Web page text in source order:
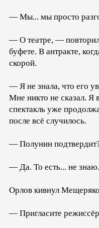
— Мы... мы просто
— О театре, —
буфете. В антракте,
скорой.
— Я не знала, что его
Мне никто не сказал. Я
спектакль уже
после всё случилось.
— Полунин
— Да. То есть... не
Орлов кивнул
— Пригласите